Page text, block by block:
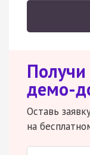
демо-
Оставь
на